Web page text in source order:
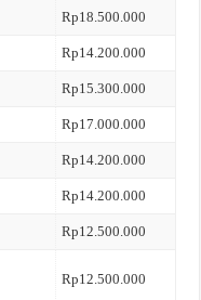
Rp18.500.000
Rp14.200.000
Rp15.300.000
Rp17.000.000
Rp14.200.000
Rp14.200.000
Rp12.500.000
Rp12.500.000